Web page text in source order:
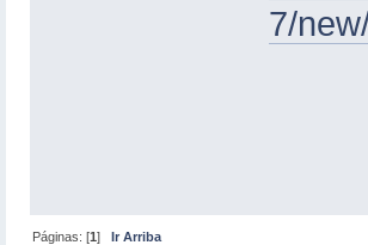
7/
Páginas: [1]Ir Arriba